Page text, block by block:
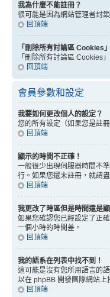
我為什麼不能註冊？
很可能是因為網站管理者封
回頂端
「刪除所有討論區 Cookies
「刪除所有討論區 Cookies
回頂端
會員參數和設定
我要如何更改個人的設定？
您的所有設定（如果您是註
回頂端
顯示的時間不正確！
一般很少出現伺服器時間不
行。如果您還未註冊，就請盡
回頂端
我更改了時區但是時間還是顯
如果您確認您已經設定了正
一個小時的時間差。
回頂端
我的語系在列表中找不到！
這可能是沒有您所用語言的
以在 phpBB 開發團隊網站上
回頂端